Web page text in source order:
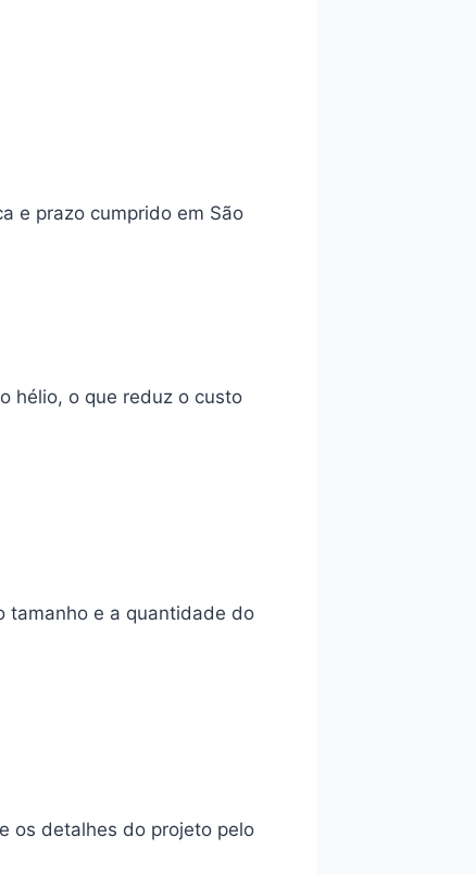
e prazo cumprido em São
hélio, o que reduz o custo
tamanho e a quantidade do
os detalhes do projeto pelo